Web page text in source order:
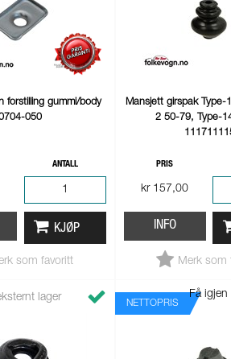
forstilling gummi/body
050
ANTALL
KJØP
som favoritt
Mansjett girspak Type-
2 50-79, Type-
PRIS
kr 157,00
INFO
Merk som
lager NETTOPRIS
Få igjen